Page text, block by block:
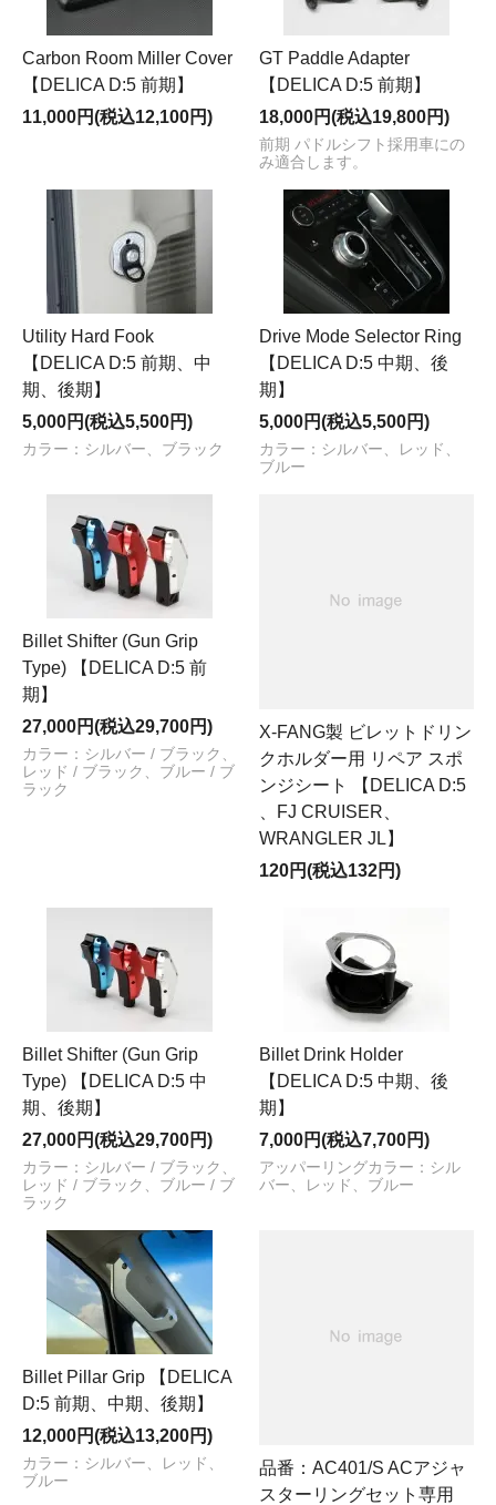
Carbon Room Miller Cover
【DELICA D:5 前期】
11,000円(税込12,100円)
GT Paddle Adapter
【DELICA D:5 前期】
18,000円(税込19,800円)
前期 パドルシフト採用車にの
み適合します。
Utility Hard Fook
【DELICA D:5 前期、中
期、後期】
5,000円(税込5,500円)
カラー：シルバー、ブラック
Drive Mode Selector Ring
【DELICA D:5 中期、後
期】
5,000円(税込5,500円)
カラー：シルバー、レッド、
ブルー
Billet Shifter (Gun Grip
Type) 【DELICA D:5 前
期】
27,000円(税込29,700円)
カラー：シルバー / ブラック、
レッド / ブラック、ブルー / ブ
ラック
X-FANG製 ビレットドリン
クホルダー用 リペア スポ
ンジシート 【DELICA D:5
、FJ CRUISER、
WRANGLER JL】
120円(税込132円)
Billet Shifter (Gun Grip
Type) 【DELICA D:5 中
期、後期】
27,000円(税込29,700円)
カラー：シルバー / ブラック、
レッド / ブラック、ブルー / ブ
ラック
Billet Drink Holder
【DELICA D:5 中期、後
期】
7,000円(税込7,700円)
アッパーリングカラー：シル
バー、レッド、ブルー
Billet Pillar Grip 【DELICA
D:5 前期、中期、後期】
12,000円(税込13,200円)
カラー：シルバー、レッド、
ブルー
品番：AC401/S ACアジャ
スターリングセット専用